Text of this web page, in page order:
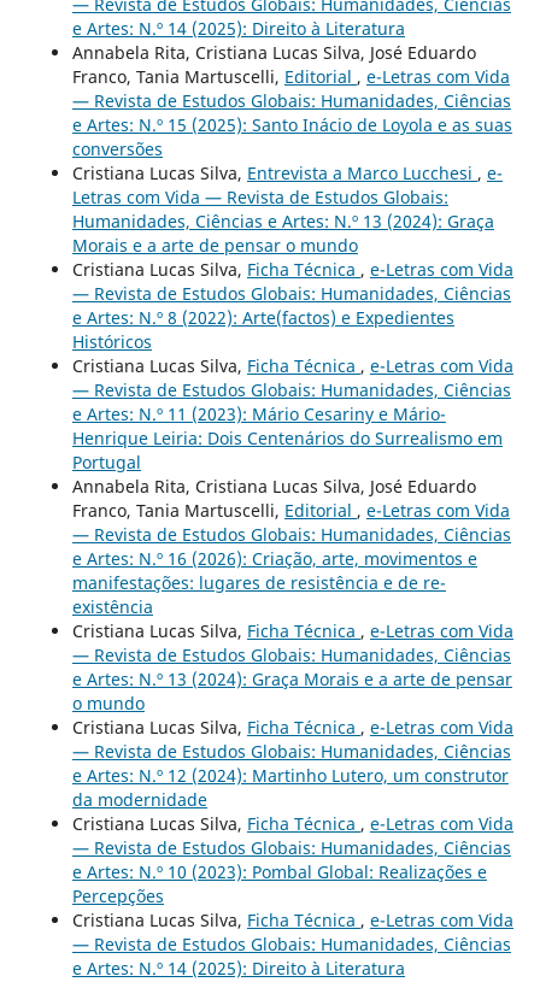
e Artes: N.º 14 (2025): Direito à Literatura
Annabela Rita, Cristiana Lucas Silva, José Eduardo
Franco, Tania Martuscelli, Editorial , e-Letras com Vida
— Revista de Estudos Globais: Humanidades, Ciências
e Artes: N.º 15 (2025): Santo Inácio de Loyola e as suas
conversões
Cristiana Lucas Silva, Entrevista a Marco Lucchesi , e-
Letras com Vida — Revista de Estudos Globais:
Humanidades, Ciências e Artes: N.º 13 (2024): Graça
Morais e a arte de pensar o mundo
Cristiana Lucas Silva, Ficha Técnica , e-Letras com Vida
— Revista de Estudos Globais: Humanidades, Ciências
e Artes: N.º 8 (2022): Arte(factos) e Expedientes
Históricos
Cristiana Lucas Silva, Ficha Técnica , e-Letras com Vida
— Revista de Estudos Globais: Humanidades, Ciências
e Artes: N.º 11 (2023): Mário Cesariny e Mário-
Henrique Leiria: Dois Centenários do Surrealismo em
Portugal
Annabela Rita, Cristiana Lucas Silva, José Eduardo
Franco, Tania Martuscelli, Editorial , e-Letras com Vida
— Revista de Estudos Globais: Humanidades, Ciências
e Artes: N.º 16 (2026): Criação, arte, movimentos e
manifestações: lugares de resistência e de re-
existência
Cristiana Lucas Silva, Ficha Técnica , e-Letras com Vida
— Revista de Estudos Globais: Humanidades, Ciências
e Artes: N.º 13 (2024): Graça Morais e a arte de pensar
o mundo
Cristiana Lucas Silva, Ficha Técnica , e-Letras com Vida
— Revista de Estudos Globais: Humanidades, Ciências
e Artes: N.º 12 (2024): Martinho Lutero, um construtor
da modernidade
Cristiana Lucas Silva, Ficha Técnica , e-Letras com Vida
— Revista de Estudos Globais: Humanidades, Ciências
e Artes: N.º 10 (2023): Pombal Global: Realizações e
Percepções
Cristiana Lucas Silva, Ficha Técnica , e-Letras com Vida
— Revista de Estudos Globais: Humanidades, Ciências
e Artes: N.º 14 (2025): Direito à Literatura